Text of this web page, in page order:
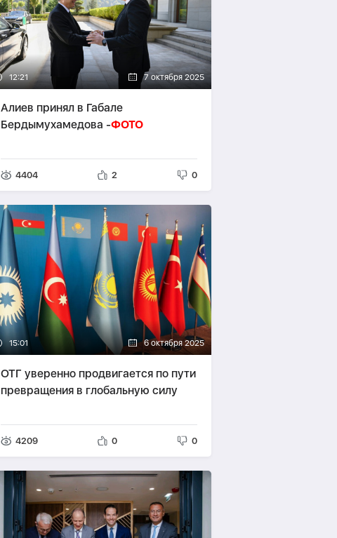
12:21 7 октября 2025
Алиев принял в Габале
Бердымухамедова -ФОТО
4404 2 0
15:01 6 октября 2025
ОТГ уверенно продвигается по пути
превращения в глобальную силу
4209 0 0